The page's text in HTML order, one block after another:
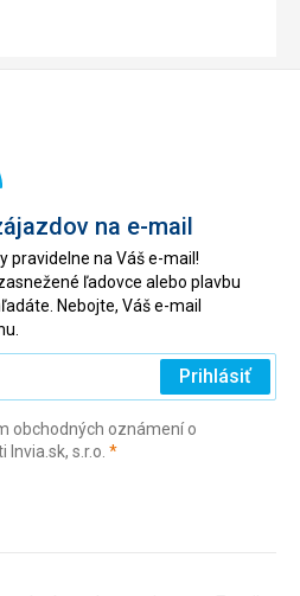
na e-mail
pravidelne na Váš e-mail!
ľadovce alebo plavbu
Nebojte, Váš e-mail
Prihlásiť
obchodných oznámení o
s.r.o. *(povinné)